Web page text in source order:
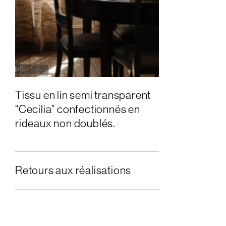
Tissu en lin semi transparent
“Cecilia” confectionnés en
rideaux non doublés.
Retours aux réalisations